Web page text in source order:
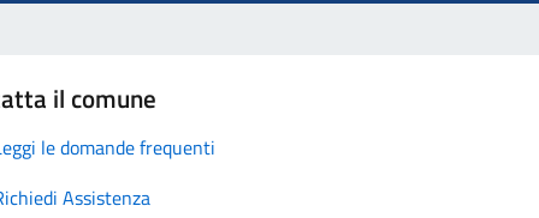
il comune
le domande frequenti
Assistenza